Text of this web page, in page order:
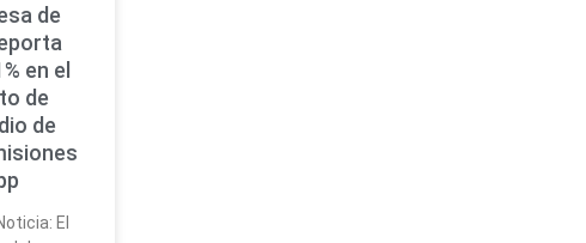
de
en el
de
de
El